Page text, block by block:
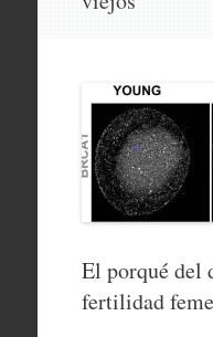
El porqué del
fertilidad